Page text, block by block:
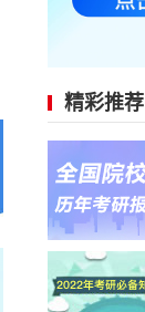
精彩推荐